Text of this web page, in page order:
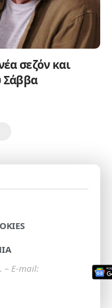
σεζόν και
Σάββα
– E-mail: